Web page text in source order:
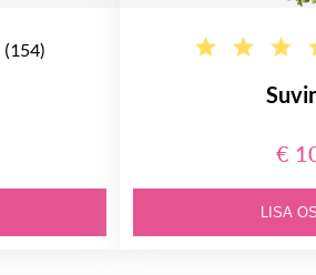
(154)
€
LISA